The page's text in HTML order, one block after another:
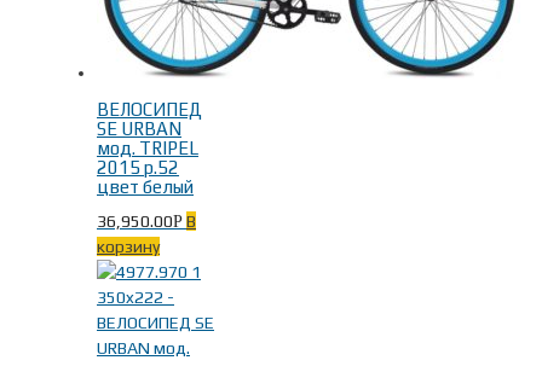
ВЕЛОСИПЕД
SE URBAN
мод. TRIPEL
2015 р.52
цвет белый
36,950.00Р В
корзину